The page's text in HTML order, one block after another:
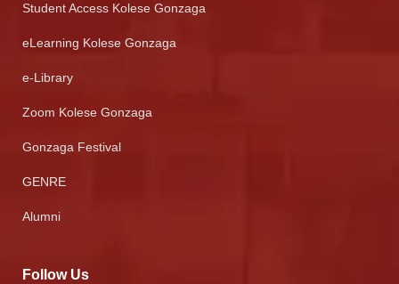
Student Access Kolese Gonzaga
eLearning Kolese Gonzaga
e-Library
Zoom Kolese Gonzaga
Gonzaga Festival
GENRE
Alumni
Follow Us